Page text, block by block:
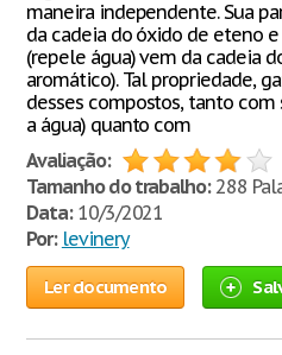
maneira independente. Sua
da cadeia do óxido de eteno
(repele água) vem da cadeia
aromático). Tal propriedade,
desses compostos, tanto com
a água) quanto com
Avaliação:
Tamanho do trabalho:288
Data:10/3/2021
Por: levinery
Ler documento